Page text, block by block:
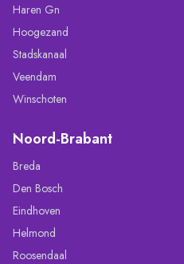
Haren Gn
Hoogezand
Stadskanaal
Veendam
Winschoten
Noord-Brabant
Breda
Den Bosch
Eindhoven
Helmond
Roosendaal